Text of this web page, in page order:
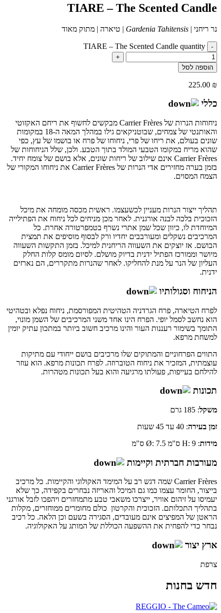
TIARE – The Scented Candle
נר ריחני | Gardenia Tahitensis | טיארה | מתוק מאוד
-
TIARE – The Scented Candle quantity
+
הוספה לסל
225.00 ₪
כללי
ניחוחות הנרות של Carrier Frères מבקשים לחשוף את ריחם האקזוטי
והאותנטי של צמחים, שבוטניקאים גילו במהלך המאה ה-18 במקומות
שונים בעולם, את ריחו של פרי, ניחוחו של פרח או בושמו של עץ, כפי
שהוא מריח במקומו הטבעי המולד בתוך הטבע. ולכן, שלל הניחוחות של
Carrier Frères אינם שילוב של ריחות שונים, אלא בושם של צומח יחיד.
בזמן בערה מחזירים אדי הנרות של Carrier Frères את ניחוחו המקורי של
הצמח המסוים.
תהליך ייצור הנרות מעניין לכשעצמו. ראשית מכסה מומחה את מיכל
הזכוכית בלכה לבנה אורגנית. לאחר מכן מניחים לכל ניחוח את הפתילייה
המיוחדת לו, כיוון שכל שמן אתרי נשרף בטמפרטורה אחרת. כל
המרכיבים נשקלים ומעורבבים יחדיו ורק לבסוף מוסיפים את תמצית
הבושם. אז יוצקים את השעווה הריחנית למיכל. בזמן התקשות השעווה
מיושר וממורכז הפתיל ידנית בדיוק מושלם. לסיום מומס קלות החלק
העליון של הנר על מנת להחליקו. לאחר שהנרות מתקררים, הם נארזים
ידנית.
הניחוח וסגולותיו
לפרח הטיארה, פרח הגרדניה הטהיטית המפורסמת, ניחוח נפלא ובטהיטי
הוא נחשב לסמל יופי. הפרח הינו אחד משני המרכיבים של השמן מונוי,
התומך בשימור רעננות העור והינו מרכיב חשוב ביותר במתכון עתיק יומין
למשחת מרפא.
התווים הפרחוניים והמתוקים שלו מרכיבים בושם ייחודי עם מתיקות
עוצמתית, המזכיר את ניחוח הטוברוזה. לפרח תכונות מרפא. הוא עוזר
להילחם בעייפות, פעולתו מרגיעה והוא בעל תכונות מטהרות.
תכונות
משקל: 185 גרם
זמן בעירה: 40 עד 45 שעות
מידות: H: 9 ס"מ Ø: 7.5 ס"מ
מעורבות חברתית וקיימות
Carrier Frères שמה דגש רב על המימד האקולוגי והקיימות. כל מרכיב
בייצור, החומר עצמו כמו גם המיכל והאריזה נבחרים בקפידה, כך שלא
יעמיסו על זיהום אוויר, ייצרכו משאבי טבע מתמחזרים ויהפכו לזבל אורגני
בתהליך התכלותם. הזכוכית והקרטון כולם מחומרים ממוחזרים, מקלות
הראטן של המפיצים אינם מעובדים, הסגירה בשעם וכן הלאה. כל רכיב
נבחר כדי להפחית את ההשפעה הכוללת של המותג על האקולוגיה.
ארץ יצור
צרפת
חדש בחנות